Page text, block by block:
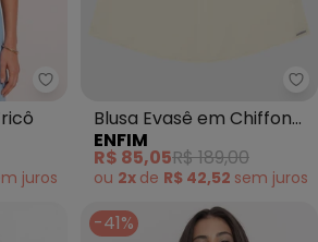
Quintess - Blusa (Areia) em
juros
Blusa Evasê em Chiffon
(Off White)
ENFIM
R$ 85,05R$ 189,00
ou 2x de R$ 42,52 sem juros
-41%